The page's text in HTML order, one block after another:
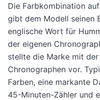
Die Farbkombination
gibt dem Modell seinen
englische Wort für
der eigenen
stellte die Marke mit
Chronographen vor.
Farben, eine markante
45-Minuten-Zähler und